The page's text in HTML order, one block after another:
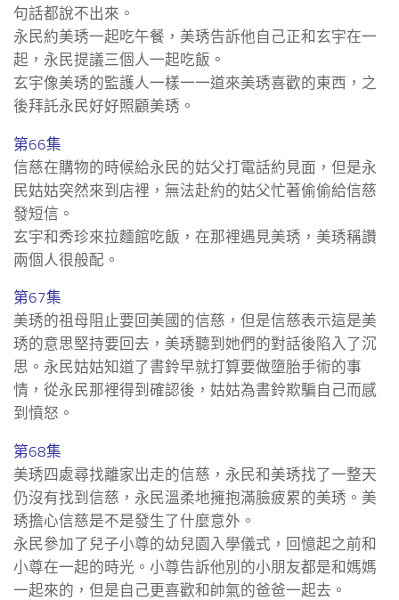
句話都說不出來。
永民約美琇一起吃午餐，美琇告訴他自己正和玄宇在一
起，永民提議三個人一起吃飯。
玄宇像美琇的監護人一樣一一道來美琇喜歡的東西，之
後拜託永民好好照顧美琇。
第66集
信慈在購物的時候給永民的姑父打電話約見面，但是永
民姑姑突然來到店裡，無法赴約的姑父忙著偷偷給信慈
發短信。
玄宇和秀珍來拉麵館吃飯，在那裡遇見美琇，美琇稱讚
兩個人很般配。
第67集
美琇的祖母阻止要回美國的信慈，但是信慈表示這是美
琇的意思堅持要回去，美琇聽到她們的對話後陷入了沉
思。永民姑姑知道了書鈴早就打算要做墮胎手術的事
情，從永民那裡得到確認後，姑姑為書鈴欺騙自己而感
到憤怒。
第68集
美琇四處尋找離家出走的信慈，永民和美琇找了一整天
仍沒有找到信慈，永民溫柔地擁抱滿臉疲累的美琇。美
琇擔心信慈是不是發生了什麼意外。
永民參加了兒子小尊的幼兒園入學儀式，回憶起之前和
小尊在一起的時光。小尊告訴他別的小朋友都是和媽媽
一起來的，但是自己更喜歡和帥氣的爸爸一起去。